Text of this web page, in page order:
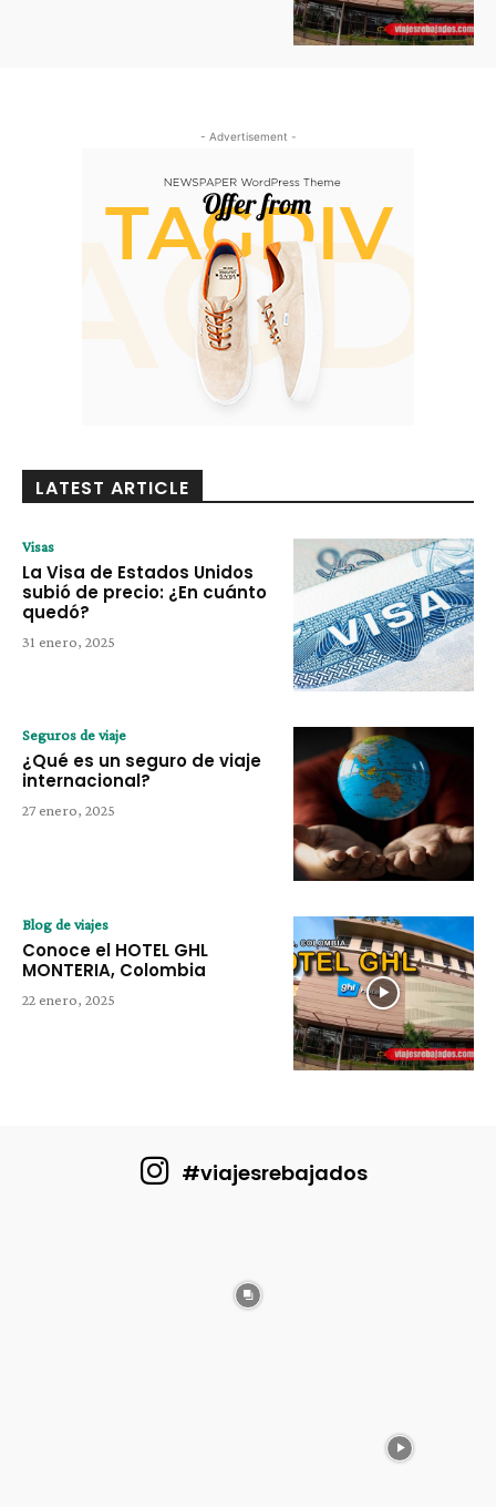
- Advertisement -
LATEST ARTICLE
Visas
La Visa de Estados Unidos
subió de precio: ¿En cuánto
quedó?
31 enero, 2025
Seguros de viaje
¿Qué es un seguro de viaje
internacional?
27 enero, 2025
Blog de viajes
Conoce el HOTEL GHL
MONTERIA, Colombia
22 enero, 2025
#viajesrebajados